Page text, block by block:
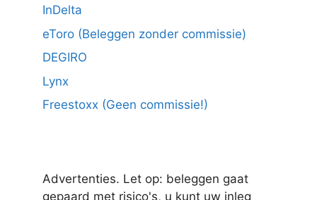
InDelta
eToro (Beleggen zonder commissie)
DEGIRO
Lynx
Freestoxx (Geen commissie!)
Advertenties. Let op: beleggen gaat
gepaard met risico's, u kunt uw inleg